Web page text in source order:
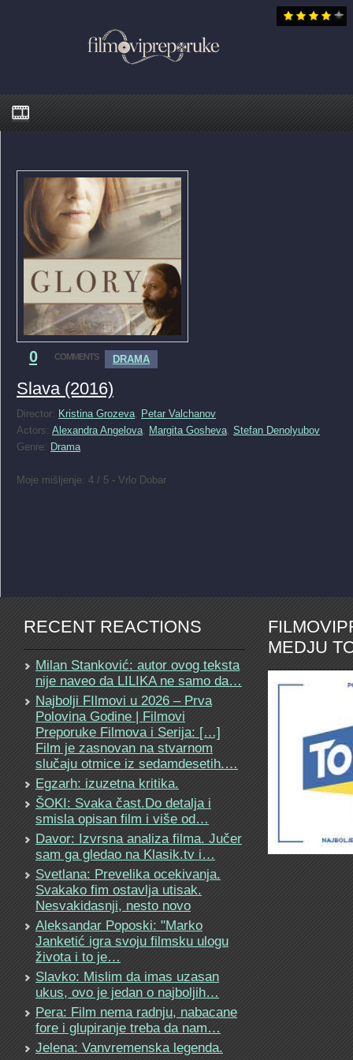
0 COMMENTS DRAMA
Slava (2016)
Director: Kristina Grozeva
Petar Valchanov
Actors: Alexandra Angelova Margita Gosheva Stefan Denolyubov
Genre: Drama
Moje mišljenje: 4 / 5 - Vrlo Dobar
RECENT REACTIONS
Milan Stanković: autor ovog teksta
nije naveo da LILIKA ne samo da…
Najbolji FIlmovi u 2026 – Prva
Polovina Godine | Filmovi
Preporuke Filmova i Serija: […]
Film je zasnovan na stvarnom
slučaju otmice iz sedamdesetih.…
Egzarh: izuzetna kritika.
ŠOKI: Svaka čast.Do detalja i
smisla opisan film i više od…
Davor: Izvrsna analiza filma. Jučer
sam ga gledao na Klasik.tv i…
Svetlana: Prevelika ocekivanja.
Svakako fim ostavlja utisak.
Nesvakidasnji, nesto novo
Aleksandar Poposki: "Marko
Janketić igra svoju filmsku ulogu
života i to je…
Slavko: Mislim da imas uzasan
ukus, ovo je jedan o najboljih…
Pera: Film nema radnju, nabacane
fore i glupiranje treba da nam…
Jelena: Vanvremenska legenda.
MEDJU